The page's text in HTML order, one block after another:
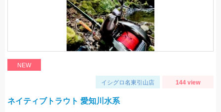
NEW
イシグロ名東引山店 144 view
ネイティブトラウト 愛知川水系